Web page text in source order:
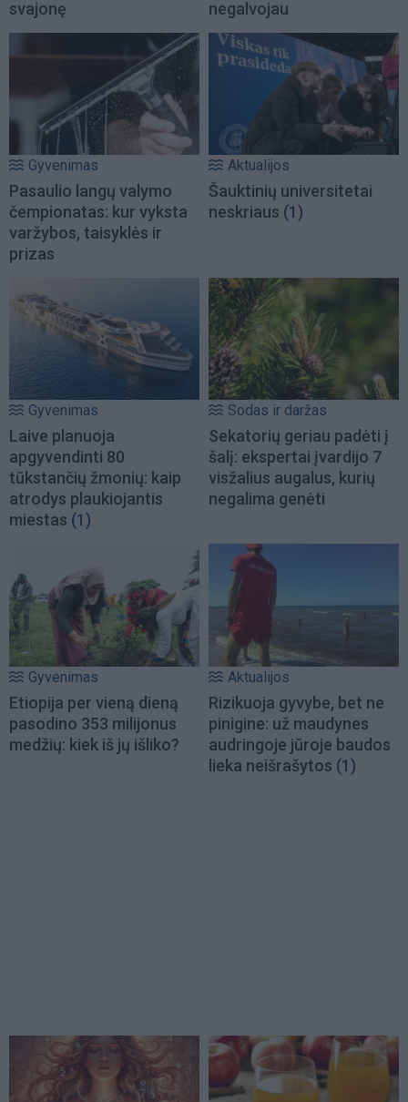
svajonę negalvojau
Gyvenimas
Pasaulio langų valymo
čempionatas: kur vyksta
varžybos, taisyklės ir
prizas
Aktualijos
Šauktinių universitetai
neskriaus (1)
Gyvenimas
Laive planuoja
apgyvendinti 80
tūkstančių žmonių: kaip
atrodys plaukiojantis
miestas (1)
Sodas ir daržas
Sekatorių geriau padėti į
šalį: ekspertai įvardijo 7
visžalius augalus, kurių
negalima genėti
Gyvenimas
Etiopija per vieną dieną
pasodino 353 milijonus
medžių: kiek iš jų išliko?
Aktualijos
Rizikuoja gyvybe, bet ne
pinigine: už maudynes
audringoje jūroje baudos
lieka neišrašytos (1)